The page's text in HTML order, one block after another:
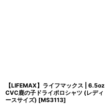
【LIFEMAX】ライフマックス | 6.5oz
CVC鹿の子ドライポロシャツ (レディ
ースサイズ) [MS3113]